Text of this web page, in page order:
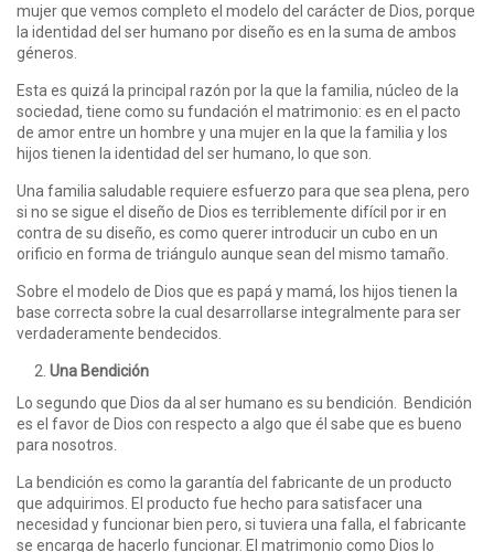
mujer que vemos completo el modelo del carácter de Dios, porque
la identidad del ser humano por diseño es en la suma de ambos
géneros.
Esta es quizá la principal razón por la que la familia, núcleo de la
sociedad, tiene como su fundación el matrimonio: es en el pacto
de amor entre un hombre y una mujer en la que la familia y los
hijos tienen la identidad del ser humano, lo que son.
Una familia saludable requiere esfuerzo para que sea plena, pero
si no se sigue el diseño de Dios es terriblemente difícil por ir en
contra de su diseño, es como querer introducir un cubo en un
orificio en forma de triángulo aunque sean del mismo tamaño.
Sobre el modelo de Dios que es papá y mamá, los hijos tienen la
base correcta sobre la cual desarrollarse integralmente para ser
verdaderamente bendecidos.
Una Bendición
Lo segundo que Dios da al ser humano es su bendición. Bendición
es el favor de Dios con respecto a algo que él sabe que es bueno
para nosotros.
La bendición es como la garantía del fabricante de un producto
que adquirimos. El producto fue hecho para satisfacer una
necesidad y funcionar bien pero, si tuviera una falla, el fabricante
se encarga de hacerlo funcionar. El matrimonio como Dios lo